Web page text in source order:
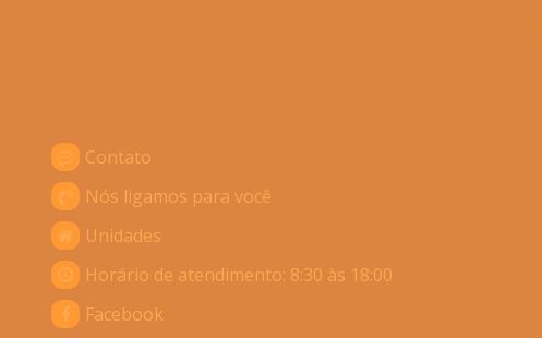
Contato
Nós ligamos para você
Unidades
Horário de atendimento: 8:30 às 18:00
Facebook